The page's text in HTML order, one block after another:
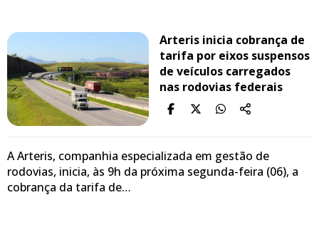
Arteris inicia cobrança de
tarifa por eixos suspensos
de veículos carregados
nas rodovias federais
A Arteris, companhia especializada em gestão de
rodovias, inicia, às 9h da próxima segunda-feira (06), a
cobrança da tarifa de…